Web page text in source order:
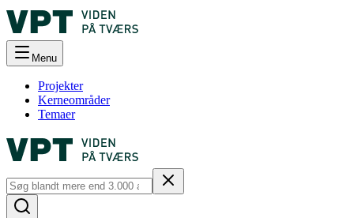
Menu
Projekter
Kerneområder
Temaer